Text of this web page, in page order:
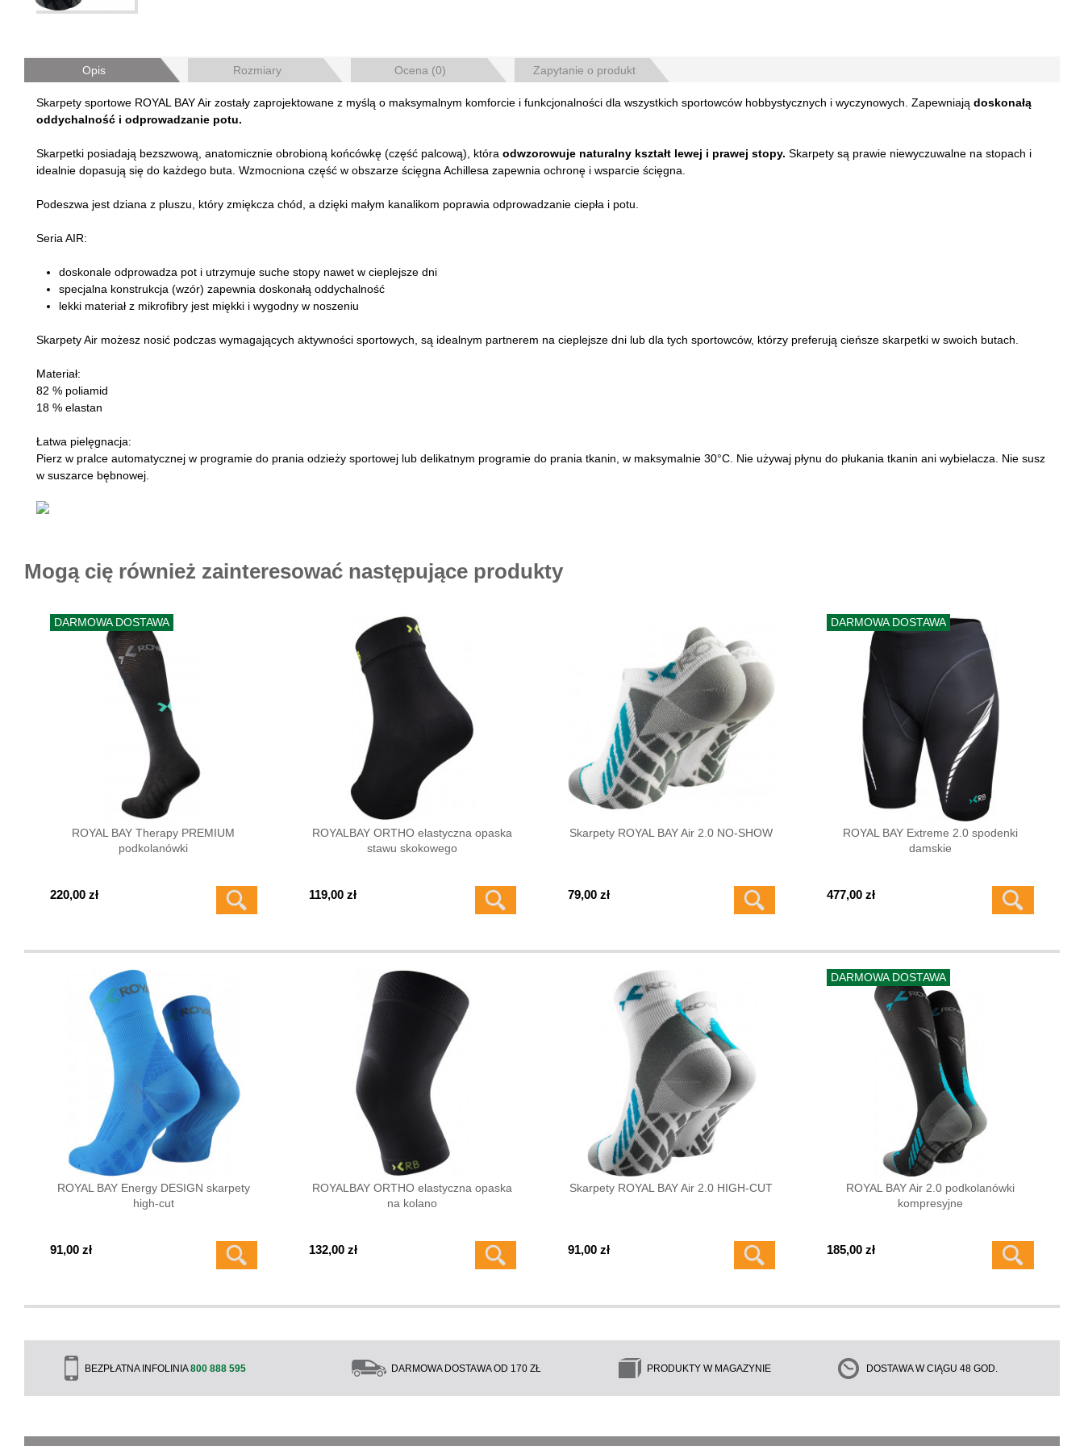
Opis Rozmiary Ocena (0) Zapytanie o produkt
Skarpety sportowe ROYAL BAY Air zostały zaprojektowane z myślą o maksymalnym komforcie i funkcjonalności dla wszystkich sportowców hobbystycznych i wyczynowych. Zapewniają doskonałą
oddychalność i odprowadzanie potu.
Skarpetki posiadają bezszwową, anatomicznie obrobioną końcówkę (część palcową), która odwzorowuje naturalny kształt lewej i prawej stopy. Skarpety są prawie niewyczuwalne na stopach i
idealnie dopasują się do każdego buta. Wzmocniona część w obszarze ścięgna Achillesa zapewnia ochronę i wsparcie ścięgna.
Podeszwa jest dziana z pluszu, który zmiękcza chód, a dzięki małym kanalikom poprawia odprowadzanie ciepła i potu.
Seria AIR:
doskonale odprowadza pot i utrzymuje suche stopy nawet w cieplejsze dni
specjalna konstrukcja (wzór) zapewnia doskonałą oddychalność
lekki materiał z mikrofibry jest miękki i wygodny w noszeniu
Skarpety Air możesz nosić podczas wymagających aktywności sportowych, są idealnym partnerem na cieplejsze dni lub dla tych sportowców, którzy preferują cieńsze skarpetki w swoich butach.
Materiał:
82 % poliamid
18 % elastan
Łatwa pielęgnacja:
Pierz w pralce automatycznej w programie do prania odzieży sportowej lub delikatnym programie do prania tkanin, w maksymalnie 30°C. Nie używaj płynu do płukania tkanin ani wybielacza. Nie susz
w suszarce bębnowej.
Mogą cię również zainteresować następujące produkty
DARMOWA DOSTAWA
ROYAL BAY Therapy PREMIUM
podkolanówki
220,00 zł
ROYALBAY ORTHO elastyczna opaska
stawu skokowego
119,00 zł
Skarpety ROYAL BAY Air 2.0 NO-SHOW
79,00 zł
DARMOWA DOSTAWA
ROYAL BAY Extreme 2.0 spodenki
damskie
477,00 zł
ROYAL BAY Energy DESIGN skarpety
high-cut
91,00 zł
ROYALBAY ORTHO elastyczna opaska
na kolano
132,00 zł
Skarpety ROYAL BAY Air 2.0 HIGH-CUT
91,00 zł
DARMOWA DOSTAWA
ROYAL BAY Air 2.0 podkolanówki
kompresyjne
185,00 zł
BEZPŁATNA INFOLINIA800 888 595 DARMOWA DOSTAWA OD 170 ZŁ PRODUKTY W MAGAZYNIE DOSTAWA W CIĄGU 48 GOD.